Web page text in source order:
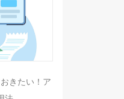
きたい！ア